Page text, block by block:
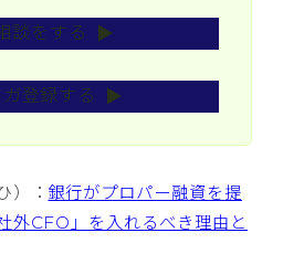
談をする
登録する
）： 銀行がプロパー融資を提
外CFO」を入れるべき理由と